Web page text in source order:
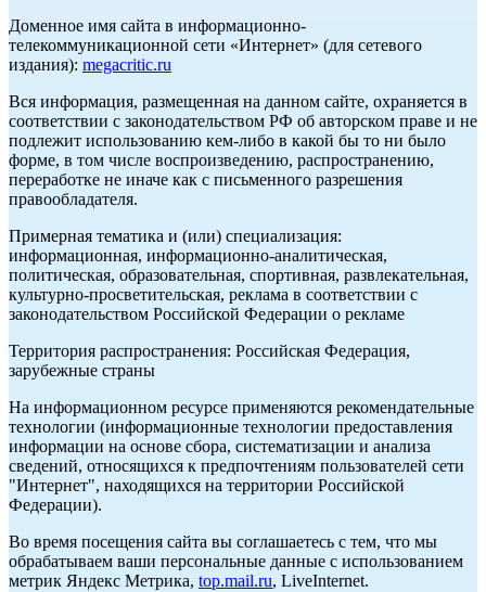
Доменное имя сайта в информационно-
телекоммуникационной сети «Интернет» (для сетевого
издания): megacritic.ru
Вся информация, размещенная на данном сайте, охраняется в
соответствии с законодательством РФ об авторском праве и не
подлежит использованию кем-либо в какой бы то ни было
форме, в том числе воспроизведению, распространению,
переработке не иначе как с письменного разрешения
правообладателя.
Примерная тематика и (или) специализация:
информационная, информационно-аналитическая,
политическая, образовательная, спортивная, развлекательная,
культурно-просветительская, реклама в соответствии с
законодательством Российской Федерации о рекламе
Территория распространения: Российская Федерация,
зарубежные страны
На информационном ресурсе применяются рекомендательные
технологии (информационные технологии предоставления
информации на основе сбора, систематизации и анализа
сведений, относящихся к предпочтениям пользователей сети
"Интернет", находящихся на территории Российской
Федерации).
Во время посещения сайта вы соглашаетесь с тем, что мы
обрабатываем ваши персональные данные с использованием
метрик Яндекс Метрика, top.mail.ru, LiveInternet.